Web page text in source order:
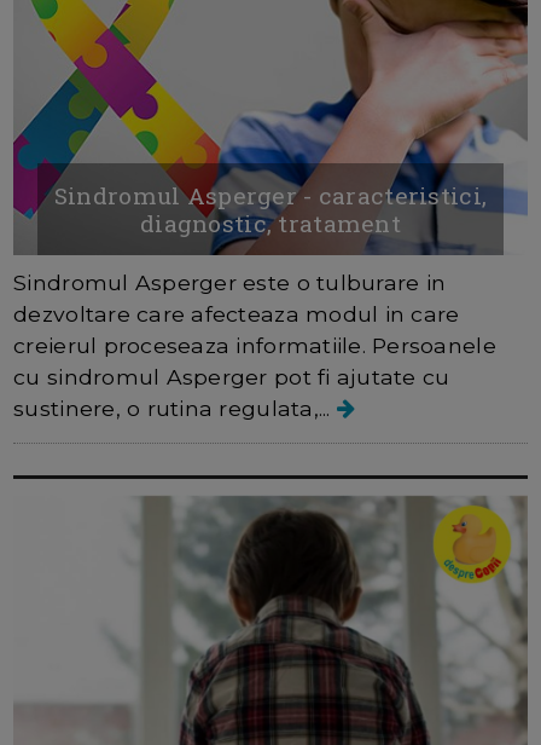
Sindromul Asperger - caracteristici,
diagnostic, tratament
Sindromul Asperger este o tulburare in
dezvoltare care afecteaza modul in care
creierul proceseaza informatiile. Persoanele
cu sindromul Asperger pot fi ajutate cu
sustinere, o rutina regulata,...